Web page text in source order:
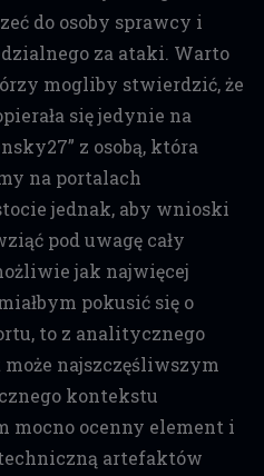
do osoby sprawcy i
za ataki. Warto
mogliby stwierdzić, że
się jedynie na
z osobą, która
na portalach
jednak, aby wnioski
pod uwagę cały
jak najwięcej
pokusić się o
to z analitycznego
najszczęśliwszym
kontekstu
mocno ocenny element i
artefaktów